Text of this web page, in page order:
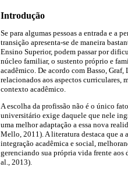
Introdução
Se para algumas pessoas a entrada e a
transição apresenta-se de maneira
Ensino Superior, podem passar por
núcleo familiar, o sustento próprio e
acadêmico. De acordo com Basso,
relacionados aos aspectos curriculares,
contexto acadêmico.
A escolha da profissão não é o único
universitário exige daquele que nele
uma melhor adaptação a essa nova
Mello, 2011). A literatura destaca que a
integração acadêmica e social,
gerenciando sua própria vida frente
al., 2013).